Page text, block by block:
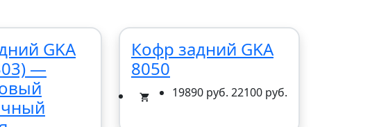
GKA
—
Кофр задний GKA
8050
19890 руб. 22100 руб.